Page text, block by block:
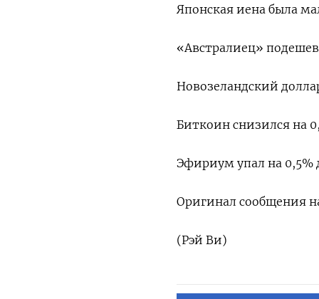
Японская иена была
«Австралиец»
Новозеландский
Биткоин снизился ​на
Эфириум упал на 0,5%
Оригинал сообщения
(Рэй Ви)